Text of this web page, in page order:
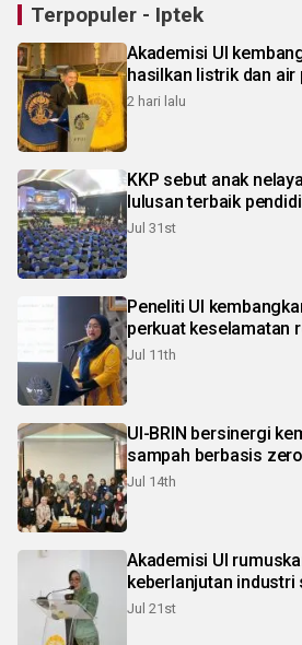
Terpopuler - Iptek
Akademisi UI
hasilkan listrik dan air
2 hari lalu
KKP sebut anak
lulusan terbaik
Jul 31st
Peneliti UI
perkuat keselamatan
Jul 11th
UI-BRIN bersinergi
sampah berbasis
Jul 14th
Akademisi UI
keberlanjutan industri
Jul 21st